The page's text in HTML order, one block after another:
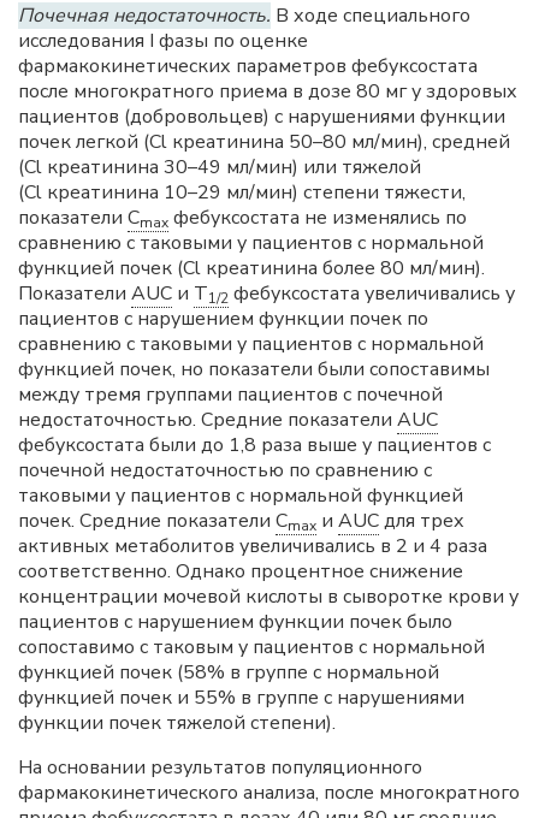
Почечная недостаточность. В ходе специального
исследования I фазы по оценке
фармакокинетических параметров фебуксостата
после многократного приема в дозе 80 мг у здоровых
пациентов (добровольцев) с нарушениями функции
почек легкой (Cl креатинина 50–80 мл/мин), средней
(Cl креатинина 30–49 мл/мин) или тяжелой
(Cl креатинина 10–29 мл/мин) степени тяжести,
показатели Cmax фебуксостата не изменялись по
сравнению с таковыми у пациентов с нормальной
функцией почек (Cl креатинина более 80 мл/мин).
Показатели AUC и T1/2 фебуксостата увеличивались у
пациентов с нарушением функции почек по
сравнению с таковыми у пациентов с нормальной
функцией почек, но показатели были сопоставимы
между тремя группами пациентов с почечной
недостаточностью. Средние показатели AUC
фебуксостата были до 1,8 раза выше у пациентов с
почечной недостаточностью по сравнению с
таковыми у пациентов с нормальной функцией
почек. Средние показатели Cmax и AUCдля трех
активных метаболитов увеличивались в 2 и 4 раза
соответственно. Однако процентное снижение
концентрации мочевой кислоты в сыворотке крови у
пациентов с нарушением функции почек было
сопоставимо с таковым у пациентов с нормальной
функцией почек (58% в группе с нормальной
функцией почек и 55% в группе с нарушениями
функции почек тяжелой степени).
На основании результатов популяционного
фармакокинетического анализа, после многократного